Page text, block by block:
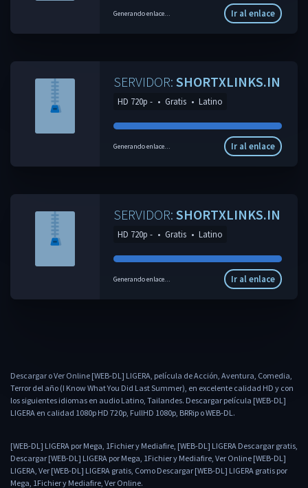
Generando enlace... Ir al enlace
SERVIDOR: SHORTXLINKS.IN
HD 720p - • Gratis • Latino
Generando enlace... Ir al enlace
SERVIDOR: SHORTXLINKS.IN
HD 720p - • Gratis • Latino
Generando enlace... Ir al enlace
Descargar o Ver Online [WEB-DL] LIGERA, película de Acción, Aventura, Comedia,
Terror del año (I Know What You Did Last Summer), en excelente calidad HD y con
los siguientes idiomas en audio Latino, Tailandes. Descargar película [WEB-DL]
LIGERA en calidad 1080p HD 720p, FullHD 1080p, BRRip o WEB-DL.
[WEB-DL] LIGERA por Mega, 1Fichier y Mediafire, [WEB-DL] LIGERA Descargar gratis,
Descargar [WEB-DL] LIGERA por Mega, 1Fichier y Mediafire, Ver Online [WEB-DL]
LIGERA, Ver [WEB-DL] LIGERA gratis, Como Descargar [WEB-DL] LIGERA gratis por
Mega, 1Fichier y Mediafire, Ver Online.